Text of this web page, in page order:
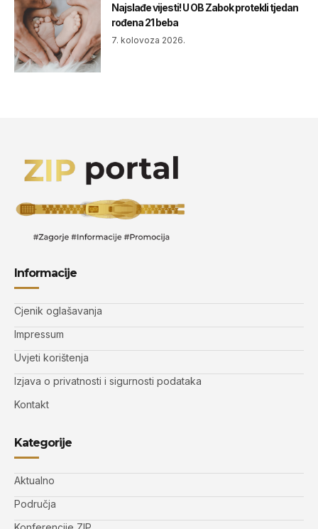
Najslađe vijesti! U OB Zabok protekli tjedan
rođena 21 beba
7. kolovoza 2026.
Informacije
Cjenik oglašavanja
Impressum
Uvjeti korištenja
Izjava o privatnosti i sigurnosti podataka
Kontakt
Kategorije
Aktualno
Područja